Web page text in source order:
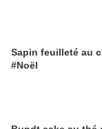
Sapin feuilleté au
#Noël